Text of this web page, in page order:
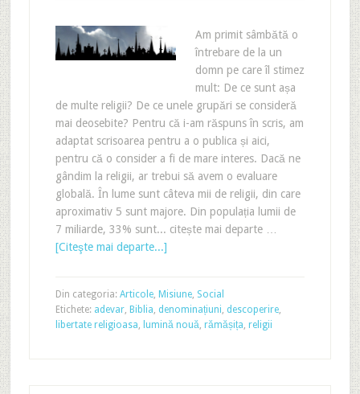
Am primit sâmbătă o
întrebare de la un
domn pe care îl stimez
mult: De ce sunt așa
de multe religii? De ce unele grupări se consideră
mai deosebite? Pentru că i-am răspuns în scris, am
adaptat scrisoarea pentru a o publica și aici,
pentru că o consider a fi de mare interes. Dacă ne
gândim la religii, ar trebui să avem o evaluare
globală. În lume sunt câteva mii de religii, din care
aproximativ 5 sunt majore. Din populația lumii de
7 miliarde, 33% sunt... citește mai departe …
[Citeşte mai departe...]
Din categoria: Articole, Misiune, Social
Etichete: adevar, Biblia, denominațiuni, descoperire,
libertate religioasa, lumină nouă, rămășița, religii